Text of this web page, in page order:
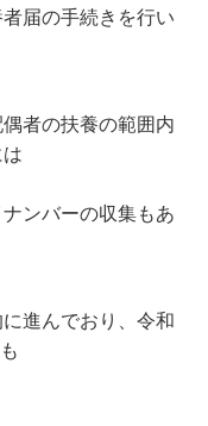
届の手続きを行い
者の扶養の範囲内
ンバーの収集もあ
進んでおり、令和